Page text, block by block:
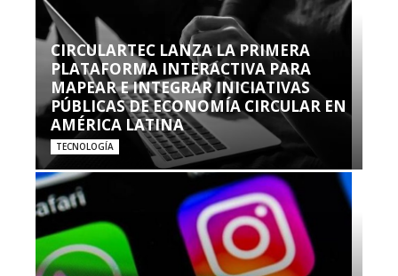
CIRCULARTEC LANZA LA PRIMERA
PLATAFORMA INTERACTIVA PARA
MAPEAR E INTEGRAR INICIATIVAS
PÚBLICAS DE ECONOMÍA CIRCULAR EN
AMÉRICA LATINA
TECNOLOGÍA